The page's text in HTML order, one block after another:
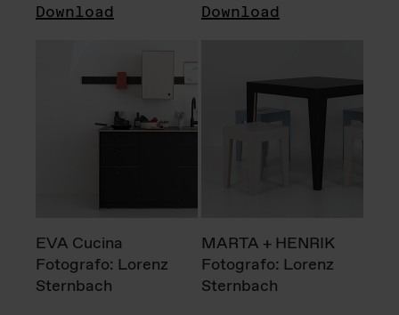
Download Download
EVA Cucina
Fotografo: Lorenz
Sternbach
MARTA + HENRIK
Fotografo: Lorenz
Sternbach